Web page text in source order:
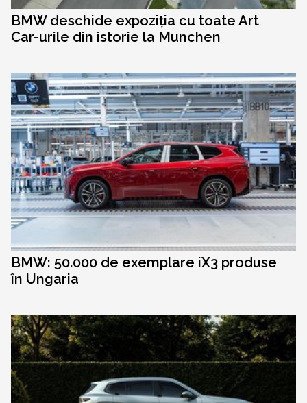
BMW deschide expoziția cu toate Art
Car-urile din istorie la Munchen
BMW: 50.000 de exemplare iX3 produse
în Ungaria